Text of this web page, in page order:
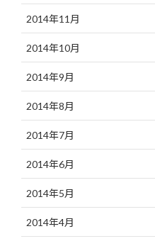
2014年11月
2014年10月
2014年9月
2014年8月
2014年7月
2014年6月
2014年5月
2014年4月